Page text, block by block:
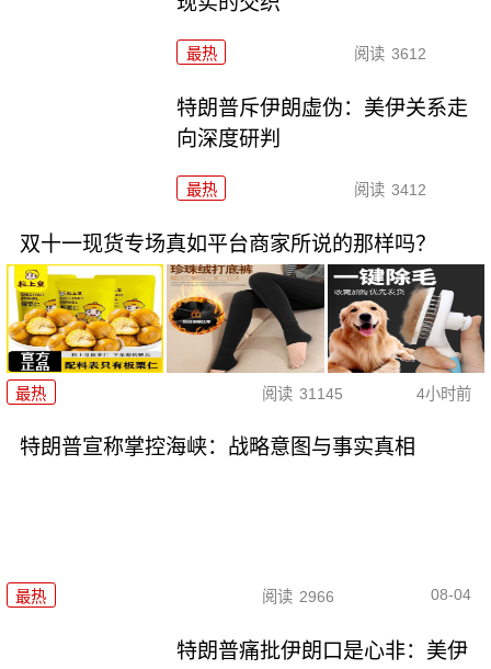
最热 阅读 3612
特朗普斥伊朗虚伪：美伊关系走
向深度研判
最热 阅读 3412
双十一现货专场真如平台商家所说的那样吗？
最热 阅读 31145 4小时前
特朗普宣称掌控海峡：战略意图与事实真相
最热 阅读 2966 08-04
特朗普痛批伊朗口是心非：美伊